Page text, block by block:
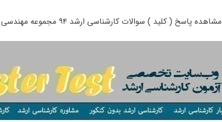
مشاهده پاسخ ( کلید ) سوالات کارشناسی ارشد ۹۴ مجموعه مهندسی منابع طبیعی- بیابان